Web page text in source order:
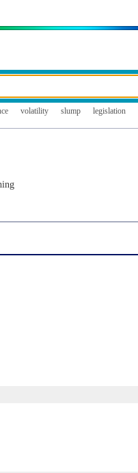
volatility slump legislation